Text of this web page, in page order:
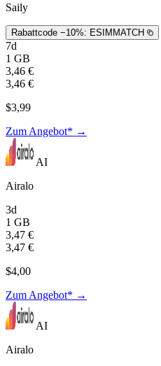
Saily
Rabattcode −10%: ESIMMATCH
7d
1 GB
3,46 €
3,46 €
$3,99
Zum Angebot* →
AI
Airalo
3d
1 GB
3,47 €
3,47 €
$4,00
Zum Angebot* →
AI
Airalo